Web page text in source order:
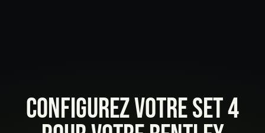
CONFIGUREZ VOTRE SET 4